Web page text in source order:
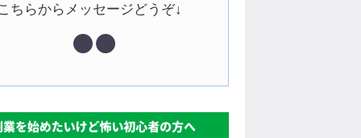
ちらからメッセージどうぞ↓